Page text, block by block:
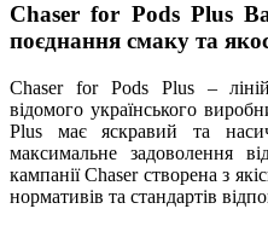
Chaser for Pods Plus
поєднання смаку та
Chaser for Pods Plus –
відомого українського
Plus має яскравий та
максимальне задоволення
кампанії Chaser створена з
нормативів та стандартів